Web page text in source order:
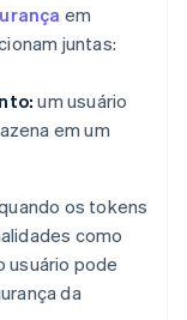
em
juntas:
um usuário
em um
os tokens
como
usuário pode
da